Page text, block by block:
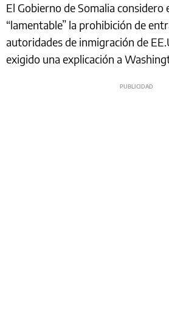
El Gobierno de Somalia considero
“lamentable” la prohibición de
autoridades de inmigración de
exigido una explicación a